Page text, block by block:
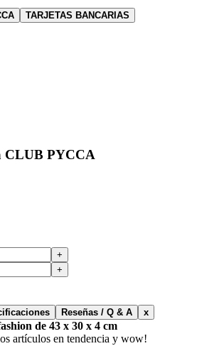
TARJETAS BANCARIAS
CLUB PYCCA
+
+
Reseñas / Q & A x
de 43 x 30 x 4 cm
artículos en tendencia y wow!